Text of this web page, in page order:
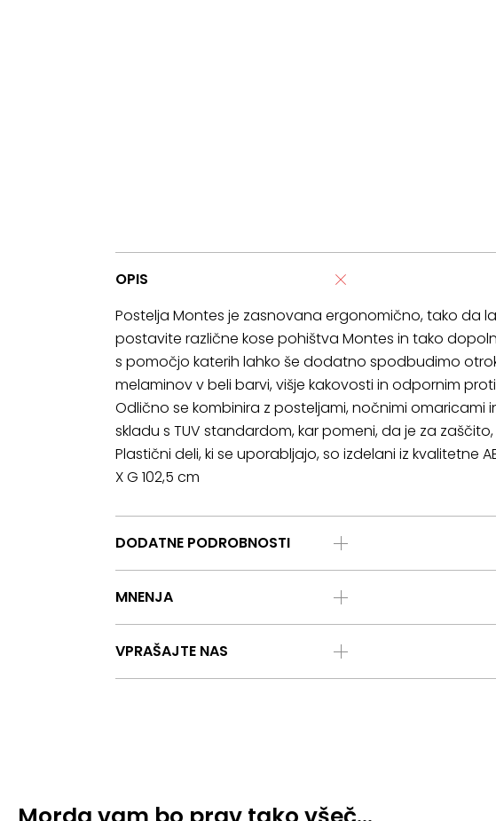
OPIS
Postelja Montes je zasnovana ergonomično, tako da
postavite različne kose pohištva Montes in tako
s pomočjo katerih lahko še dodatno spodbudimo
melaminov v beli barvi, višje kakovosti in odpornim
Odlično se kombinira z posteljami, nočnimi omaricami
skladu s TUV standardom, kar pomeni, da je za
Plastični deli, ki se uporabljajo, so izdelani iz kvalitetne
X G 102,5 cm
DODATNE PODROBNOSTI
MNENJA
VPRAŠAJTE NAS